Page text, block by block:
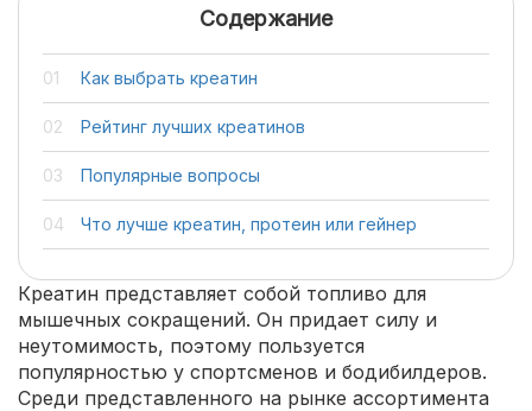
Содержание
Как выбрать креатин
Рейтинг лучших креатинов
Популярные вопросы
Что лучше креатин, протеин или гейнер
Креатин представляет собой топливо для
мышечных сокращений. Он придает силу и
неутомимость, поэтому пользуется
популярностью у спортсменов и бодибилдеров.
Среди представленного на рынке ассортимента